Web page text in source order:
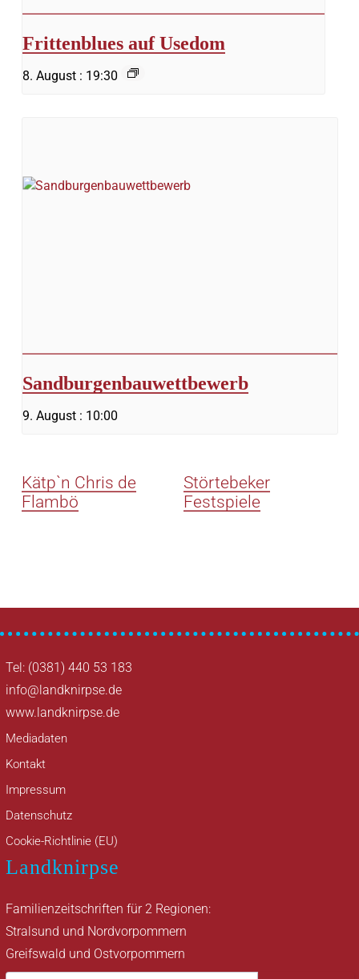
Frittenblues auf Usedom
8. August : 19:30
Sandburgenbauwettbewerb
9. August : 10:00
Kätp`n Chris de
Flambö
Störtebeker
Festspiele
Tel: (0381) 440 53 183
info@landknirpse.de
www.landknirpse.de
Mediadaten
Kontakt
Impressum
Datenschutz
Cookie-Richtlinie (EU)
Landknirpse
Familienzeitschriften für 2 Regionen:
Stralsund und Nordvorpommern
Greifswald und Ostvorpommern